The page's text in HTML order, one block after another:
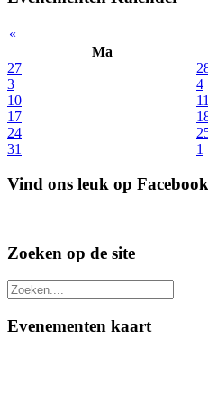
«
Ma
27
3
4
10
11
17
24
31
1
Vind ons leuk op Facebook
Zoeken op de site
Evenementen kaart